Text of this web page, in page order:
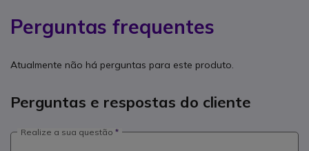
Perguntas frequentes
Atualmente não há perguntas para este produto.
Perguntas e respostas do cliente
Realize a sua questão